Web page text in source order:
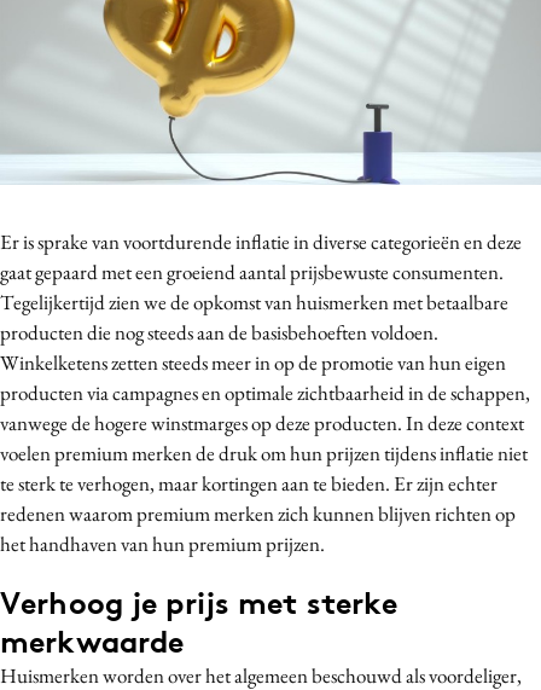
Artificial Intelligence
Contentmarketing
Customer Experience
Data & Insights
Design
Digital transformation
Diversiteit
Effectiviteit
Gedragsverandering
Influencer marketing
Interne communicatie
Media
Merkstrategie
PR
Er is sprake van voortdurende inflatie in diverse categorieën en deze
gaat gepaard met een groeiend aantal prijsbewuste consumenten.
Tegelijkertijd zien we de opkomst van huismerken met betaalbare
producten die nog steeds aan de basisbehoeften voldoen.
Winkelketens zetten steeds meer in op de promotie van hun eigen
producten via campagnes en optimale zichtbaarheid in de schappen,
vanwege de hogere winstmarges op deze producten. In deze context
voelen premium merken de druk om hun prijzen tijdens inflatie niet
te sterk te verhogen, maar kortingen aan te bieden. Er zijn echter
redenen waarom premium merken zich kunnen blijven richten op
het handhaven van hun premium prijzen.
Verhoog je prijs met sterke
merkwaarde
Huismerken worden over het algemeen beschouwd als voordeliger,